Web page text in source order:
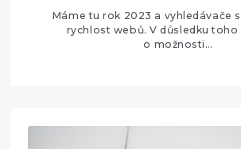
Máme tu rok 2023 a vyhledávače
rychlost webů. V důsledku
o možnosti…